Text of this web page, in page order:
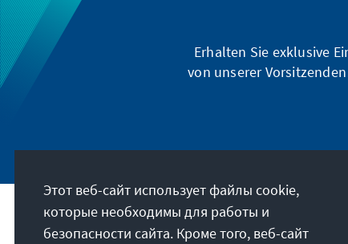
Erhalten Sie exklusive
von unserer
Наша миссия
Этот веб-сайт использует файлы cookie,
которые необходимы для работы и
безопасности сайта. Кроме того, веб-сайт